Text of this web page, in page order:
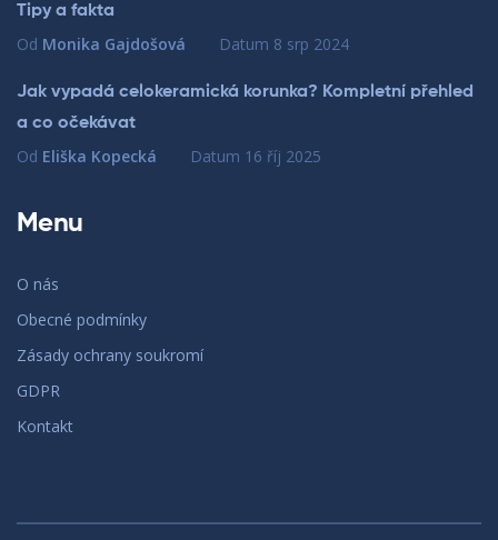
Tipy a fakta
Od Monika Gajdošová Datum 8 srp 2024
Jak vypadá celokeramická korunka? Kompletní přehled
a co očekávat
Od Eliška Kopecká Datum 16 říj 2025
Menu
O nás
Obecné podmínky
Zásady ochrany soukromí
GDPR
Kontakt